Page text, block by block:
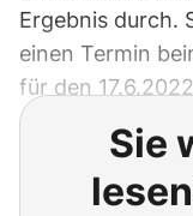
Ergebnis durch.
einen Termin
für den
Sie